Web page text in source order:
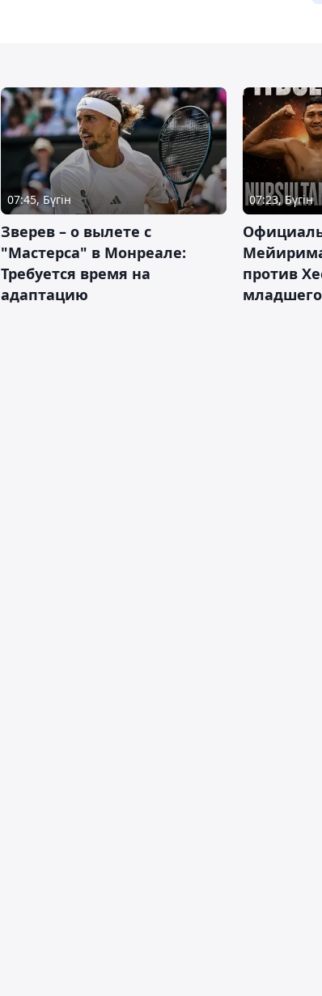
07:45, Бүгін
Зверев – о вылете с
"Мастерса" в Монреале:
Требуется время на
адаптацию
07:23, Бүгін
против
младшего